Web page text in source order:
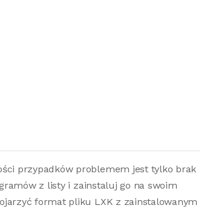
przypadków problemem jest tylko brak
z listy i zainstaluj go na swoim
format pliku LXK z zainstalowanym